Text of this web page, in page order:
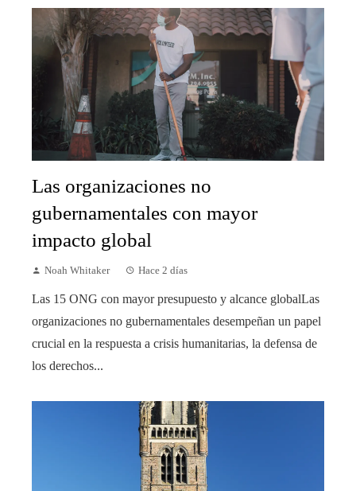
Las organizaciones no
gubernamentales con mayor
impacto global
Noah Whitaker Hace 2 días
Las 15 ONG con mayor presupuesto y alcance globalLas
organizaciones no gubernamentales desempeñan un papel
crucial en la respuesta a crisis humanitarias, la defensa de
los derechos...